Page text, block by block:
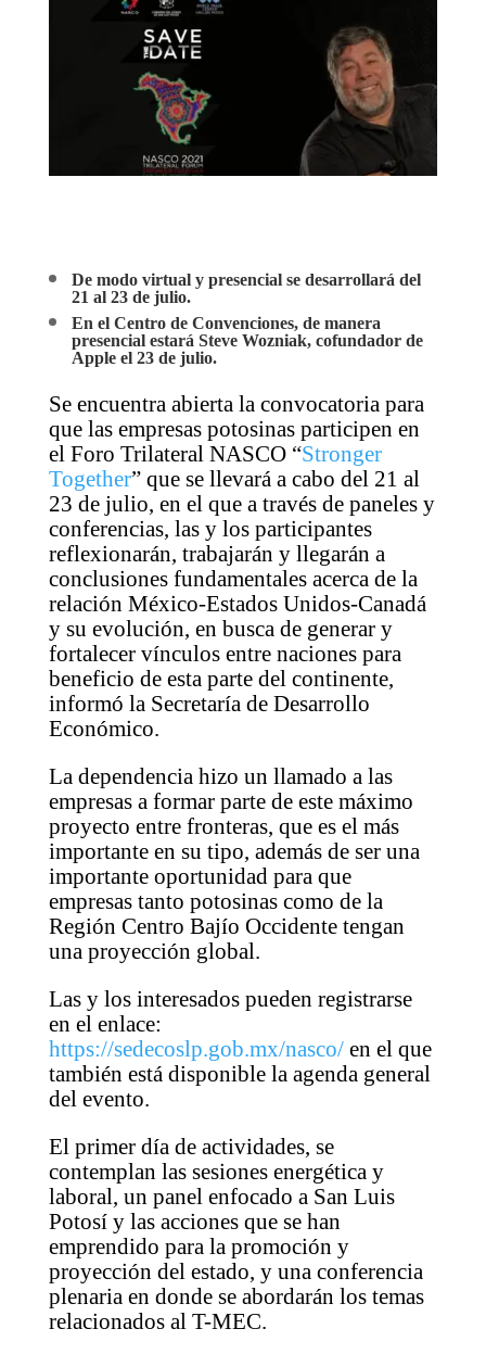
De modo virtual y presencial se desarrollará del
21 al 23 de julio.
En el Centro de Convenciones, de manera
presencial estará Steve Wozniak, cofundador de
Apple el 23 de julio.
Se encuentra abierta la convocatoria para
que las empresas potosinas participen en
el Foro Trilateral NASCO “Stronger
Together” que se llevará a cabo del 21 al
23 de julio, en el que a través de paneles y
conferencias, las y los participantes
reflexionarán, trabajarán y llegarán a
conclusiones fundamentales acerca de la
relación México-Estados Unidos-Canadá
y su evolución, en busca de generar y
fortalecer vínculos entre naciones para
beneficio de esta parte del continente,
informó la Secretaría de Desarrollo
Económico.
La dependencia hizo un llamado a las
empresas a formar parte de este máximo
proyecto entre fronteras, que es el más
importante en su tipo, además de ser una
importante oportunidad para que
empresas tanto potosinas como de la
Región Centro Bajío Occidente tengan
una proyección global.
Las y los interesados pueden registrarse
en el enlace:
https://sedecoslp.gob.mx/nasco/en el que
también está disponible la agenda general
del evento.
El primer día de actividades, se
contemplan las sesiones energética y
laboral, un panel enfocado a San Luis
Potosí y las acciones que se han
emprendido para la promoción y
proyección del estado, y una conferencia
plenaria en donde se abordarán los temas
relacionados al T-MEC.